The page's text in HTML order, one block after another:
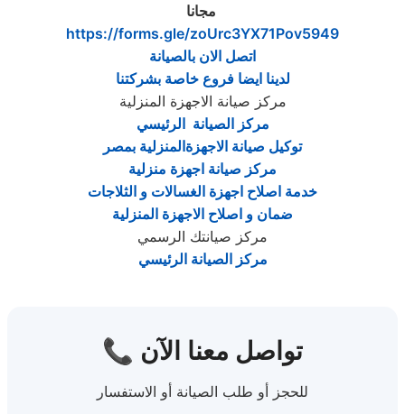
مجانا
https://forms.gle/zoUrc3YX71Pov5949
اتصل الان بالصيانة
لدينا ايضا فروع خاصة بشركتنا
مركز صيانة الاجهزة المنزلية
مركز الصيانة الرئيسي
توكيل صيانة الاجهزةالمنزلية بمصر
مركز صيانة اجهزة منزلية
خدمة اصلاح اجهزة الغسالات و الثلاجات
ضمان و اصلاح الاجهزة المنزلية
مركز صيانتك الرسمي
مركز الصيانة الرئيسي
📞 تواصل معنا الآن
للحجز أو طلب الصيانة أو الاستفسار